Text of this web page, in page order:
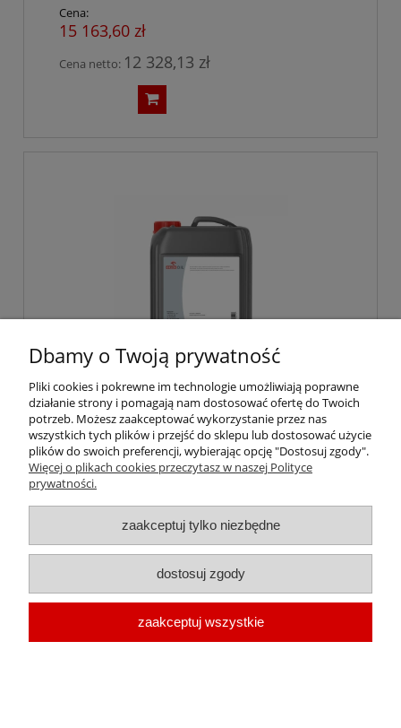
Cena:
15 163,60 zł
Cena netto: 12 328,13 zł
Orlen L-AN 46 - 20 litrów - olej maszynowy, olej
obiegowy
Cena:
349,79 zł
284,38 zł
Dbamy o Twoją prywatność
Pliki cookies i pokrewne im technologie umożliwiają poprawne
działanie strony i pomagają nam dostosować ofertę do Twoich
potrzeb. Możesz zaakceptować wykorzystanie przez nas
wszystkich tych plików i przejść do sklepu lub dostosować użycie
plików do swoich preferencji, wybierając opcję "Dostosuj zgody".
Więcej o plikach cookies przeczytasz w naszej Polityce
prywatności.
zaakceptuj tylko niezbędne
dostosuj zgody
zaakceptuj wszystkie